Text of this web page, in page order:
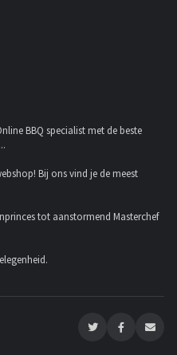
BBQ specialist met de beste
Bij ons vind je de meest
tot aanstormend Masterchef